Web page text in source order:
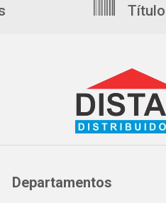
Departamentos